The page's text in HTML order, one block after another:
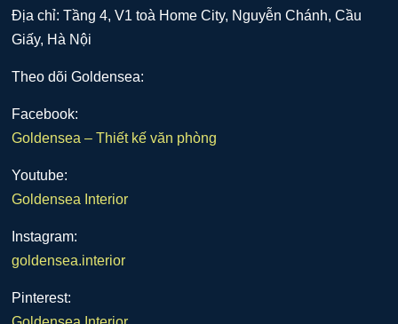
Địa chỉ: Tầng 4, V1 toà Home City, Nguyễn Chánh, Cầu
Giấy, Hà Nội
Theo dõi Goldensea:
Facebook:
Goldensea – Thiết kế văn phòng
Youtube:
Goldensea Interior
Instagram:
goldensea.interior
Pinterest: